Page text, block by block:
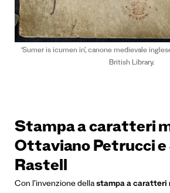
‘Sumer is icumen in’, canone medievale
British Library.
Stampa a caratteri
Ottaviano Petrucci e
Rastell
Con l’invenzione dellastampa a caratteri